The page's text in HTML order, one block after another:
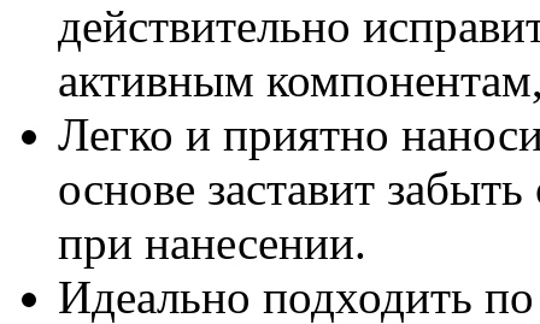
действительно
активным
Легко и приятно
основе заставит
при нанесении.
Идеально подходить